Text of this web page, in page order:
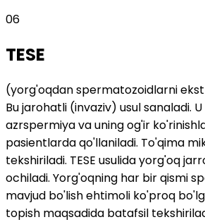
06
TESE
(yorg'oqdan spermatozoidlarni
Bu jarohatli (invaziv) usul sanaladi.
azrspermiya va uning og'ir
pasientlarda qo'llaniladi. To'qima
tekshiriladi. TESE usulida yorg'oq
ochiladi. Yorg'oqning har bir qismi
mavjud bo'lish ehtimoli ko'proq
topish maqsadida batafsil